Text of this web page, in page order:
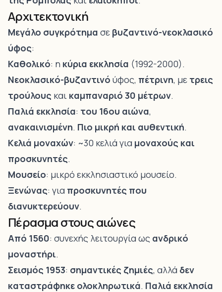
Αρχιτεκτονική
Μεγάλο συγκρότημα σε βυζαντινό-νεοκλασικό
ύφος:
Καθολικό: η κύρια εκκλησία (1992-2000).
Νεοκλασικό-βυζαντινό ύφος, πέτρινη, με τρεις
τρούλους και καμπαναριό 30 μέτρων.
Παλιά εκκλησία: του 16ου αιώνα,
ανακαινισμένη. Πιο μικρή και αυθεντική.
Κελιά μοναχών: ~30 κελιά για μοναχούς και
προσκυνητές.
Μουσείο: μικρό εκκλησιαστικό μουσείο.
Ξενώνας: για προσκυνητές που
διανυκτερεύουν.
Πέρασμα στους αιώνες
Από 1560: συνεχής λειτουργία ως ανδρικό
μοναστήρι.
Σεισμός 1953: σημαντικές ζημιές, αλλά δεν
καταστράφηκε ολοκληρωτικά. Παλιά εκκλησία